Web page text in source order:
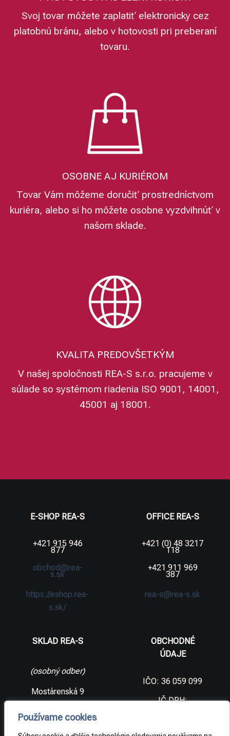
Používame cookies
Svoj tovar môžete zaplatiť elektronicky cez
platobnú bránu, alebo v hotovosti pri preberaní
tovaru.
OSOBNE AJ KURIÉROM
Tovar Vám môžeme doručiť prostredníctvom
kuriéra, alebo si ho môžete osobne vyzdvihnúť v
našom sklade.
KVALITA PREDOVŠETKÝM
V našej spoločnosti REA-S s.r.o. pracujeme v
súlade so systémom riadenia ISO 9001, 14001,
45001 aj 18001.
E-SHOP REA-S
+421 915 946
877
obchod@rea-
s.sk
https://eshop.rea-
s.sk/
OFFICE REA-S
+421 (0) 48 3217
118
+421 911 969
387
rea-s@rea-s.sk
SKLAD REA-S
(osobný odber)
Mostárenská 9
republika
OBCHODNÉ
ÚDAJE
IČO: 36 059 099
IČ DPH: